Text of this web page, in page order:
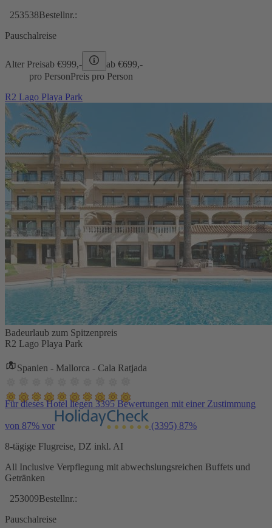
253538Bestellnr.:
Pauschalreise
Alter Preisab €999,- ab €699,-
pro PersonPreis pro Person
R2 Lago Playa Park
Badeurlaub zum Spitzenpreis
R2 Lago Playa Park
Spanien - Mallorca - Cala Ratjada
Für dieses Hotel liegen 3395 Bewertungen mit einer Zustimmung
von 87% vor (3395) 87%
8-tägige Flugreise, DZ inkl. AI
All Inclusive Verpflegung mit abwechslungsreichen Buffets und
Getränken
253009Bestellnr.:
Pauschalreise